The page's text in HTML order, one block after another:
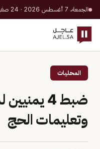
الجمعة، 7 أغسطس 2026 · 24 صفر 1448 هـ
المحليات
ضبط 4
وتعليمات الحج